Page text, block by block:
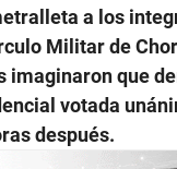
a los
Militar de
imaginaron que
votada
después.